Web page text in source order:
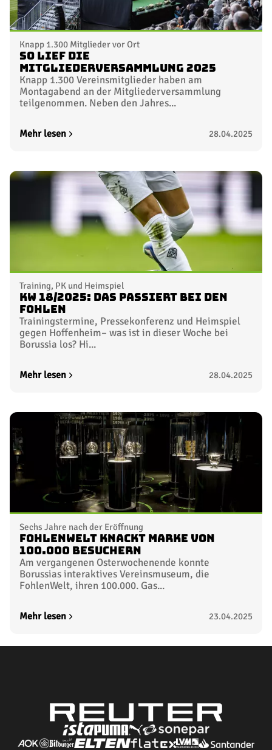
Knapp 1.300 Mitglieder vor Ort
So lief die
Mitgliederversammlung 2025
Knapp 1.300 Vereinsmitglieder haben am
Montagabend an der Mitgliederversammlung
teilgenommen. Neben den Jahres...
Mehr lesen 28.04.2025
Training, PK und Heimspiel
KW 18/2025: Das passiert bei den
Fohlen
Trainingstermine, Pressekonferenz und Heimspiel
gegen Hoffenheim– was ist in dieser Woche bei
Borussia los? Hi...
Mehr lesen 28.04.2025
Sechs Jahre nach der Eröffnung
FohlenWelt knackt Marke von
100.000 Besuchern
Am vergangenen Osterwochenende konnte
Borussias interaktives Vereinsmuseum, die
FohlenWelt, ihren 100.000. Gas...
Mehr lesen 23.04.2025